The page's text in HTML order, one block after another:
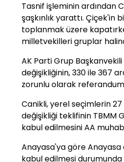
Tasnif işleminin ardından
şaşkınlık yarattı. Çiçek'in
toplanmak üzere
milletvekilleri gruplar
AK Parti Grup
değişikliğinin, 330 ile 367
zorunlu olarak
Canikli, yerel seçimlerin 27
değişikliği teklifinin TBMM
kabul edilmesini AA
Anayasa'ya göre Anayasa
kabul edilmesi